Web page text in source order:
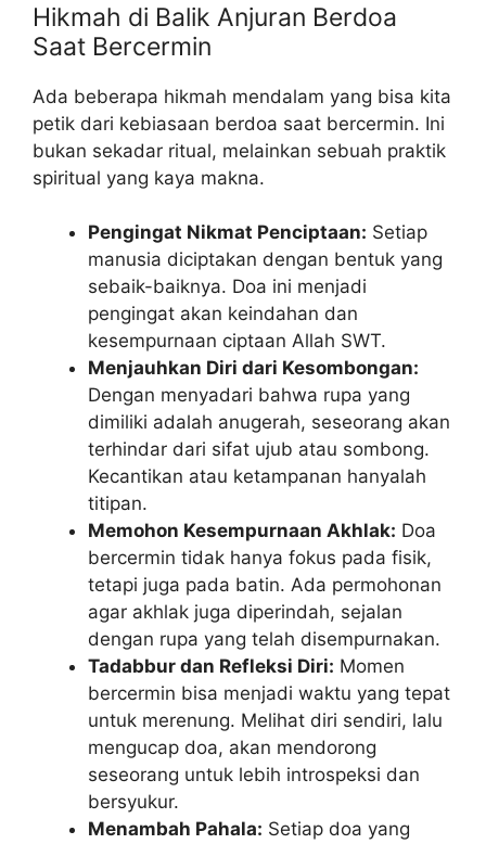
Hikmah di Balik Anjuran Berdoa
Saat Bercermin
Ada beberapa hikmah mendalam yang bisa kita
petik dari kebiasaan berdoa saat bercermin. Ini
bukan sekadar ritual, melainkan sebuah praktik
spiritual yang kaya makna.
Pengingat Nikmat Penciptaan: Setiap
manusia diciptakan dengan bentuk yang
sebaik-baiknya. Doa ini menjadi
pengingat akan keindahan dan
kesempurnaan ciptaan Allah SWT.
Menjauhkan Diri dari Kesombongan:
Dengan menyadari bahwa rupa yang
dimiliki adalah anugerah, seseorang akan
terhindar dari sifat ujub atau sombong.
Kecantikan atau ketampanan hanyalah
titipan.
Memohon Kesempurnaan Akhlak: Doa
bercermin tidak hanya fokus pada fisik,
tetapi juga pada batin. Ada permohonan
agar akhlak juga diperindah, sejalan
dengan rupa yang telah disempurnakan.
Tadabbur dan Refleksi Diri: Momen
bercermin bisa menjadi waktu yang tepat
untuk merenung. Melihat diri sendiri, lalu
mengucap doa, akan mendorong
seseorang untuk lebih introspeksi dan
bersyukur.
Menambah Pahala: Setiap doa yang